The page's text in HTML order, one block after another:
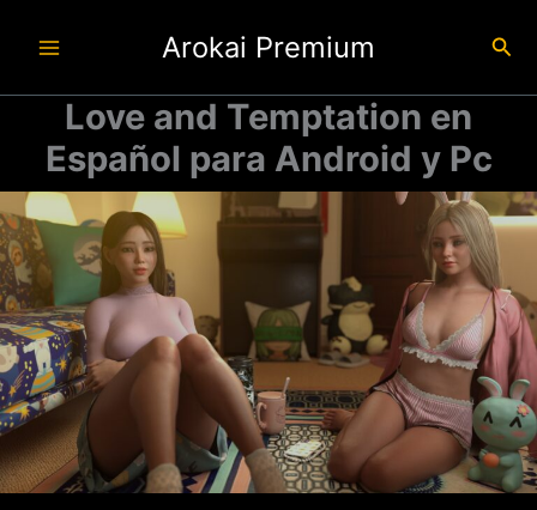
Arokai Premium
Love and Temptation en
Español para Android y Pc